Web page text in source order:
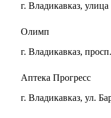
г. Владикавказ,
Олимп
г. Владикавказ,
Аптека Прогресс
г. Владикавказ, ул.